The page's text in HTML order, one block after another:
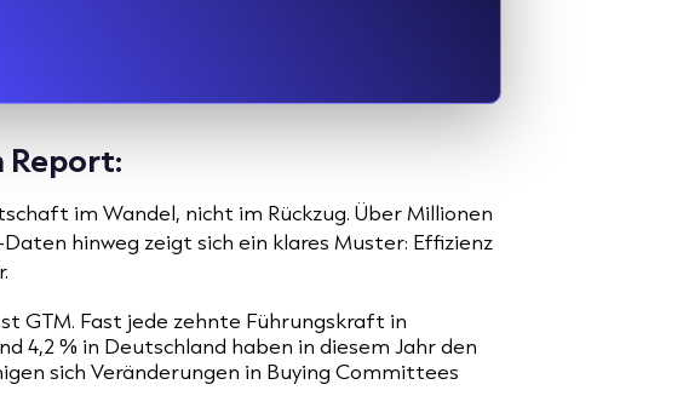
Report:
im Wandel, nicht im Rückzug. Über Millionen
hinweg zeigt sich ein klares Muster: Effizienz
GTM. Fast jede zehnte Führungskraft in
4,2 % in Deutschland haben in diesem Jahr den
sich Veränderungen in Buying Committees